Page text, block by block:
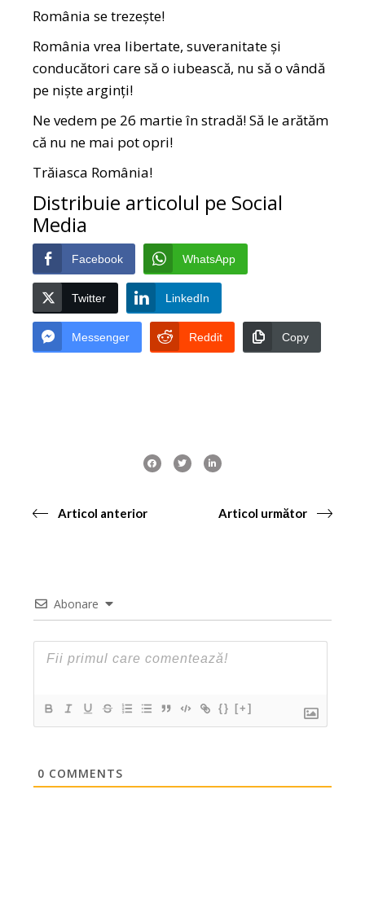
România se trezește!
România vrea libertate, suveranitate și
conducători care să o iubească, nu să o vândă
pe niște arginți!
Ne vedem pe 26 martie în stradă! Să le arătăm
că nu ne mai pot opri!
Trăiasca România!
Distribuie articolul pe Social
Media
Facebook WhatsApp
Twitter LinkedIn
Messenger Reddit Copy
Articol anterior Articol următor
Abonare
{} [+]
0 COMMENTS